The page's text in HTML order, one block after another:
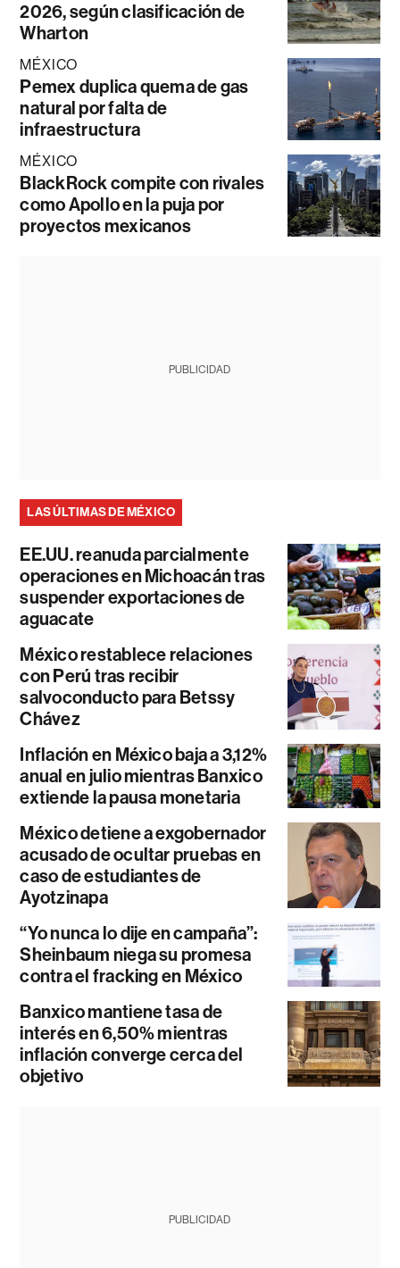
2026, según clasificación de
Wharton
MÉXICO
Pemex duplica quema de gas
natural por falta de
infraestructura
MÉXICO
BlackRock compite con rivales
como Apollo en la puja por
proyectos mexicanos
PUBLICIDAD
LAS ÚLTIMAS DE MÉXICO
EE.UU. reanuda parcialmente
operaciones en Michoacán tras
suspender exportaciones de
aguacate
México restablece relaciones
con Perú tras recibir
salvoconducto para Betssy
Chávez
Inflación en México baja a 3,12%
anual en julio mientras Banxico
extiende la pausa monetaria
México detiene a exgobernador
acusado de ocultar pruebas en
caso de estudiantes de
Ayotzinapa
“Yo nunca lo dije en campaña”:
Sheinbaum niega su promesa
contra el fracking en México
Banxico mantiene tasa de
interés en 6,50% mientras
inflación converge cerca del
objetivo
PUBLICIDAD